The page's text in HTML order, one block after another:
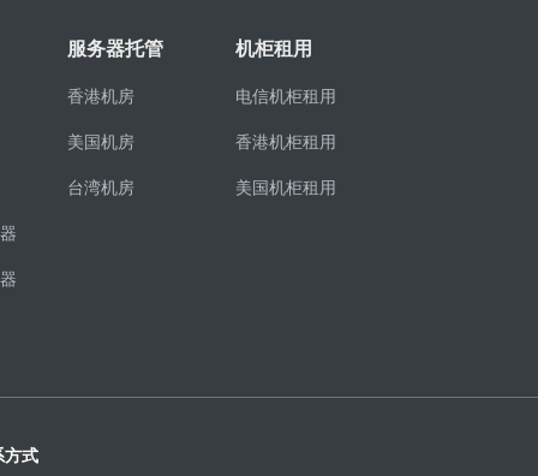
服务器托管
香港机房
美国机房
台湾机房
机柜租用
电信机柜租用
香港机柜租用
美国机柜租用
方式